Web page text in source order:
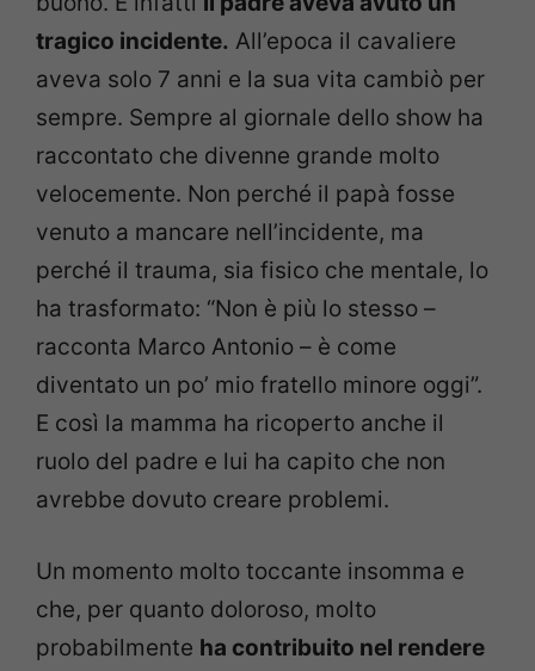
tragico incidente. All’epoca il cavaliere
aveva solo 7 anni e la sua vita cambiò per
sempre. Sempre al giornale dello show ha
raccontato che divenne grande molto
velocemente. Non perché il papà fosse
venuto a mancare nell’incidente, ma
perché il trauma, sia fisico che mentale, lo
ha trasformato: “Non è più lo stesso –
racconta Marco Antonio – è come
diventato un po’ mio fratello minore oggi”.
E così la mamma ha ricoperto anche il
ruolo del padre e lui ha capito che non
avrebbe dovuto creare problemi.
Un momento molto toccante insomma e
che, per quanto doloroso, molto
probabilmente ha contribuito nel rendere